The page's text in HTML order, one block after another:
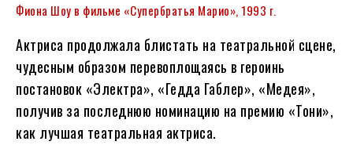
Фиона Шоу в фильме «Супербратья Марио», 1993 г.
Актриса продолжала блистать на театральной сцене,
чудесным образом перевоплощаясь в героинь
постановок «Электра», «Гедда Габлер», «Медея»,
получив за последнюю номинацию на премию «Тони»,
как лучшая театральная актриса.